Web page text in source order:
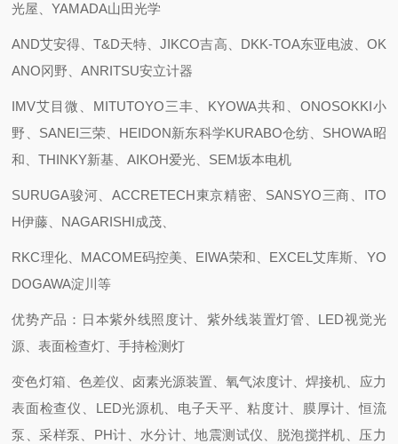
光屋、YAMADA山田光学
AND艾安得、T&D天特、JIKCO吉高、DKK-TOA东亚电波、OK
ANO冈野、ANRITSU安立计器
IMV艾目微、MITUTOYO三丰、KYOWA共和、ONOSOKKI小
野、SANEI三荣、HEIDON新东科学KURABO仓纺、SHOWA昭
和、THINKY新基、AIKOH爱光、SEM坂本电机
SURUGA骏河、ACCRETECH東京精密、SANSYO三商、ITO
H伊藤、NAGARISHI成茂、
RKC理化、MACOME码控美、EIWA荣和、EXCEL艾库斯、YO
DOGAWA淀川等
优势产品：日本紫外线照度计、紫外线装置灯管、LED视觉光
源、表面检查灯、手持检测灯
变色灯箱、色差仪、卤素光源装置、氧气浓度计、焊接机、应力
表面检查仪、LED光源机、电子天平、粘度计、膜厚计、恒流
泵、采样泵、PH计、水分计、地震测试仪、脱泡搅拌机、压力